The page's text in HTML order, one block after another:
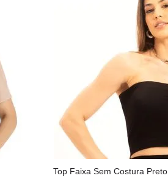
Top Faixa Sem Costura Preto